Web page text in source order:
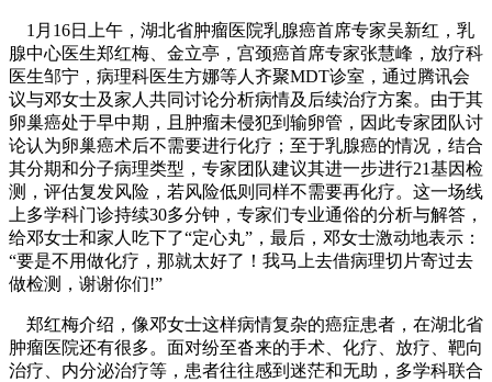
1月16日上午，湖北省肿瘤医院乳腺癌首席专家吴新红，乳
腺中心医生郑红梅、金立亭，宫颈癌首席专家张慧峰，放疗科
医生邹宁，病理科医生方娜等人齐聚MDT诊室，通过腾讯会
议与邓女士及家人共同讨论分析病情及后续治疗方案。由于其
卵巢癌处于早中期，且肿瘤未侵犯到输卵管，因此专家团队讨
论认为卵巢癌术后不需要进行化疗；至于乳腺癌的情况，结合
其分期和分子病理类型，专家团队建议其进一步进行21基因检
测，评估复发风险，若风险低则同样不需要再化疗。这一场线
上多学科门诊持续30多分钟，专家们专业通俗的分析与解答，
给邓女士和家人吃下了“定心丸”，最后，邓女士激动地表示：
“要是不用做化疗，那就太好了！我马上去借病理切片寄过去
做检测，谢谢你们!”
郑红梅介绍，像邓女士这样病情复杂的癌症患者，在湖北省
肿瘤医院还有很多。面对纷至沓来的手术、化疗、放疗、靶向
治疗、内分泌治疗等，患者往往感到迷茫和无助，多学科联合